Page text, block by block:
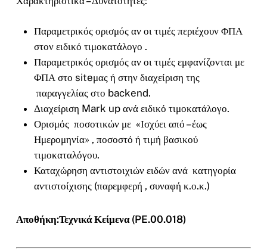
Παραμετρικός ορισμός αν οι τιμές περιέχουν ΦΠΑ
στον ειδικό τιμοκατάλογο .
Παραμετρικός ορισμός αν οι τιμές εμφανίζονται με
ΦΠΑ στο siteμας ή στην διαχείριση της
παραγγελίας στο backend.
Διαχείριση Mark up ανά ειδικό τιμοκατάλογο.
Ορισμός ποσοτικών με «Ισχύει από – έως
Ημερομηνία» , ποσοστό ή τιμή βασικού
τιμοκαταλόγου.
Καταχώρηση αντιστοιχιών ειδών ανά κατηγορία
αντιστοίχισης (παρεμφερή , συναφή κ.ο.κ.)
Αποθήκη:Τεχνικά Κείμενα (PE.00.018)